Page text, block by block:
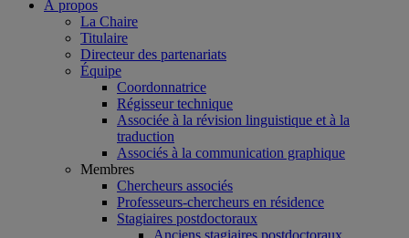
À propos
La Chaire
Titulaire
Directeur des partenariats
Équipe
Coordonnatrice
Régisseur technique
Associée à la révision linguistique et à la
traduction
Associés à la communication graphique
Membres
Chercheurs associés
Professeurs-chercheurs en résidence
Stagiaires postdoctoraux